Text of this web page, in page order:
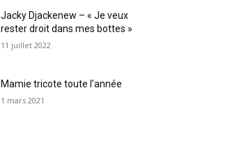
Jacky Djackenew – « Je veux
rester droit dans mes bottes »
11 juillet 2022
Mamie tricote toute l’année
1 mars 2021